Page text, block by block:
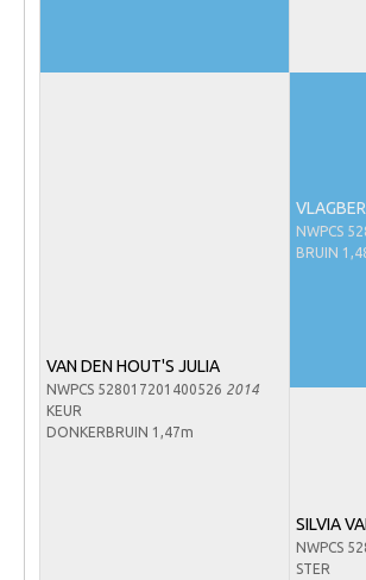
Informatie aan je paard of pony
Fokprogramma's en registratie
VAN DEN HOUT'S JULIA
NWPCS 528017201400526 2014
KEUR
DONKERBRUIN 1,47m
NWPCS
BRUIN
SILVIA
NWPCS
STER